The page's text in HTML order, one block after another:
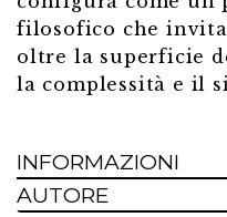
filosofico che
oltre la superficie
la complessità e il
INFORMAZIONI
AUTORE